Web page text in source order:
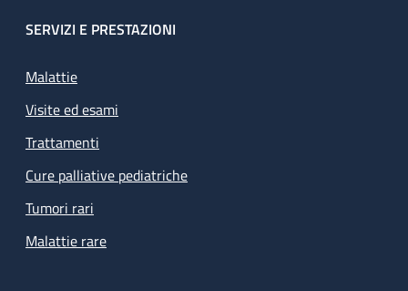
SERVIZI E PRESTAZIONI
Malattie
Visite ed esami
Trattamenti
Cure palliative pediatriche
Tumori rari
Malattie rare